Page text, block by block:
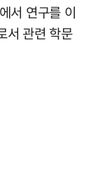
서 연구를 이
서 관련 학문